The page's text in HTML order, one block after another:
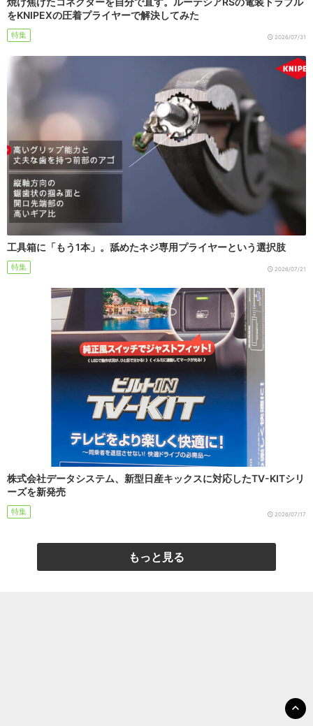
をKNIPEXの圧着プライヤーで解決してみた
特集 2026/07/31
工具箱に「もう1本」。舐めたネジ専用プライヤーという選択肢
特集 2026/07/21
株式会社データシステム、新型日産キックスに対応したTV-KITシリ
ーズを新発売
特集 2026/07/17
もっと見る